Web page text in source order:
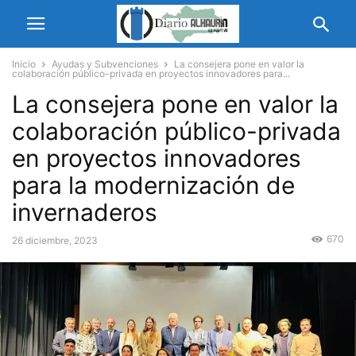
Inicio Ayudas y Subvenciones
La consejera pone en valor la
colaboración público-privada en proyectos innovadores para...
La consejera pone en valor la
colaboración público-privada
en proyectos innovadores
para la modernización de
invernaderos
26 diciembre, 2023 670